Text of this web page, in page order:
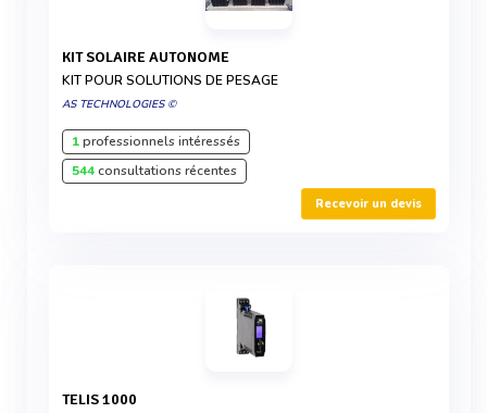
KIT SOLAIRE AUTONOME
KIT POUR SOLUTIONS DE PESAGE
AS TECHNOLOGIES ©
1professionnels intéressés
544consultations récentes
Recevoir un devis
TELIS 1000